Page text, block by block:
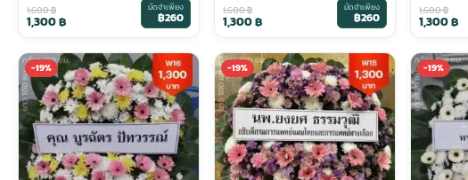
ดอกไม้งานศพ กรุงเทพ
ดอกไม้งานศพ ปากคลองตลาด
ร้านดอกไม้งานศพ ใกล้ฉัน
พวงหรีดดอกไม้สด ราคาถูก
สั่งพวงหรีด ออนไลน์
ส่งพวงหรีด ด่วน กรุงเทพ
ระดับเมรุ
มรุ ออนไลน์
มรุ ส่งด่วน
1,600฿
1,300฿
มัดจำเพียง
฿260 1,600฿
1,300฿
มัดจำเพียง
฿260 1,600฿
1,300฿
-19% -19% -19%